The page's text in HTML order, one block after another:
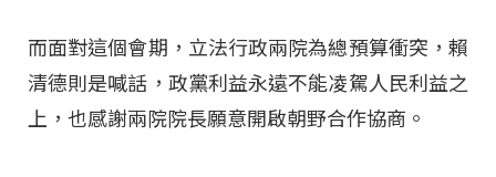
而面對這個會期，立法行政兩院為總預算衝突，賴
清德則是喊話，政黨利益永遠不能凌駕人民利益之
上，也感謝兩院院長願意開啟朝野合作協商。